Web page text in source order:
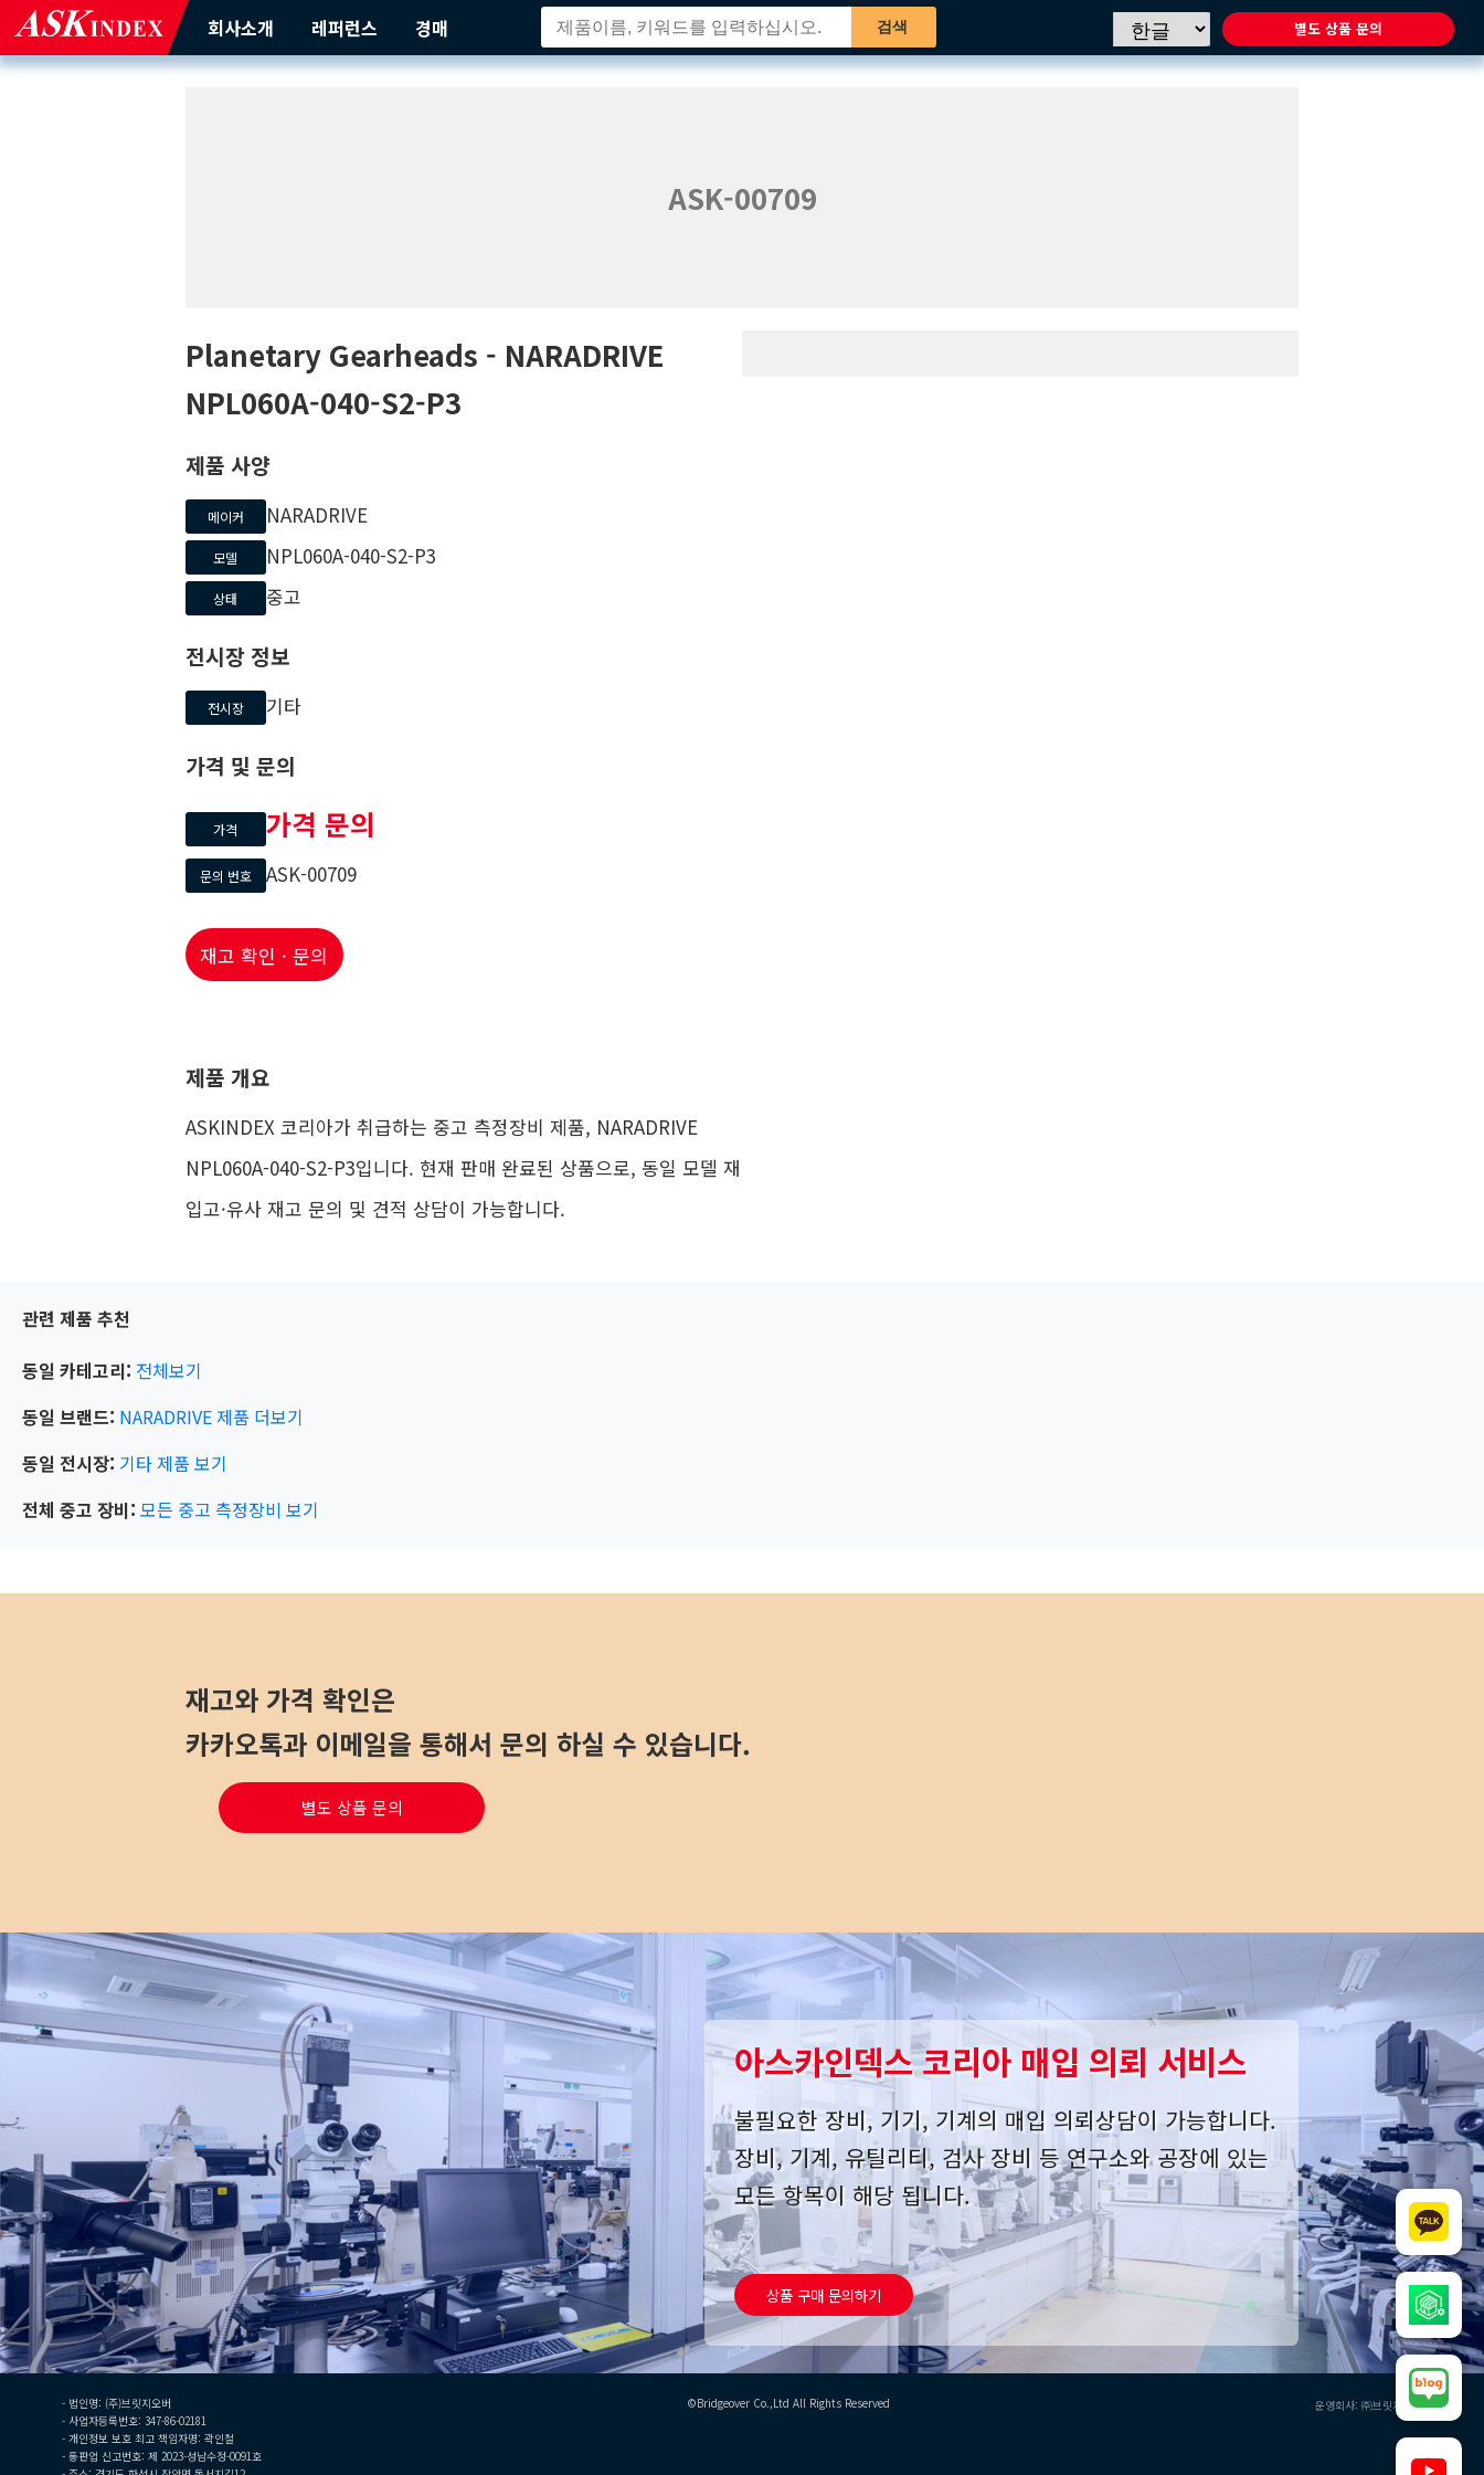
회사소개 레퍼런스 경매 검색 별도 상품 문의
ASK-00709
Planetary Gearheads - NARADRIVE
NPL060A-040-S2-P3
제품 사양
메이커 NARADRIVE
모델 NPL060A-040-S2-P3
상태 중고
전시장 정보
전시장 기타
가격 및 문의
가격 가격 문의
문의 번호 ASK-00709
재고 확인 · 문의
제품 개요
ASKINDEX 코리아가 취급하는 중고 측정장비 제품, NARADRIVE
NPL060A-040-S2-P3입니다. 현재 판매 완료된 상품으로, 동일 모델 재
입고·유사 재고 문의 및 견적 상담이 가능합니다.
관련 제품 추천
동일 카테고리: 전체보기
동일 브랜드: NARADRIVE제품 더보기
동일 전시장: 기타제품 보기
전체 중고 장비: 모든 중고 측정장비 보기
재고와 가격 확인은
카카오톡과 이메일을 통해서 문의 하실 수 있습니다.
별도 상품 문의
아스카인덱스 코리아 매입 의뢰 서비스
불필요한 장비, 기기, 기계의 매입 의뢰상담이 가능합니다.
장비, 기계, 유틸리티, 검사 장비 등 연구소와 공장에 있는
모든 항목이 해당 됩니다.
상품 구매 문의하기
운영회사: ㈜브릿지오버
©Bridgeover Co.,Ltd All Rights Reserved
- 법인명: (주)브릿지오버
- 사업자등록번호: 347-86-02181
- 개인정보 보호 최고 책임자명: 곽인철
- 통판업 신고번호: 제 2023-성남수정-0091호